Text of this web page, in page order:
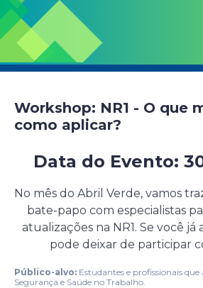
Workshop: NR1 - O que
como aplicar?
Data do Evento:
No mês do Abril Verde, vamos
bate-papo com especialistas
atualizações na NR1. Se você já
pode deixar de participar
Público-alvo: Estudantes e profissionais
Segurança e Saúde no Trabalho.